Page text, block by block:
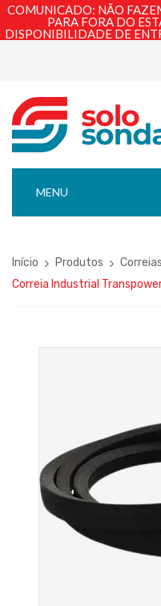
COMUNICADO: NÃO
PARA FORA DO
DISPONIBILIDADE DE
MENU
Início Produtos
Correia Industrial